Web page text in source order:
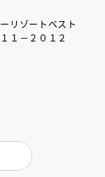
リゾートベスト
１－２０１２